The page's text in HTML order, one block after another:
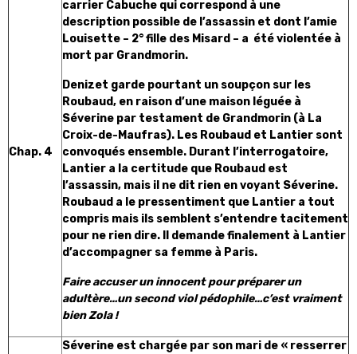
Chap. 4
carrier Cabuche qui correspond à une
description possible de l’assassin et dont l’amie
Louisette – 2° fille des Misard – a été violentée à
mort par Grandmorin.
Denizet garde pourtant un soupçon sur les
Roubaud, en raison d’une maison léguée à
Séverine par testament de Grandmorin (à La
Croix-de-Maufras). Les Roubaud et Lantier sont
convoqués ensemble. Durant l’interrogatoire,
Lantier a la certitude que Roubaud est
l’assassin, mais il ne dit rien en voyant Séverine.
Roubaud a le pressentiment que Lantier a tout
compris mais ils semblent s’entendre tacitement
pour ne rien dire. Il demande finalement à Lantier
d’accompagner sa femme à Paris.
Faire accuser un innocent pour préparer un
adultère…un second viol pédophile…c’est vraiment
bien Zola !
Séverine est chargée par son mari de « resserrer